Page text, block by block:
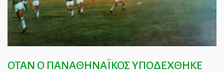
ΟΤΑΝ Ο ΠΑΝΑΘΗΝΑΪΚΟΣ ΥΠΟΔΕΧΘΗΚΕ